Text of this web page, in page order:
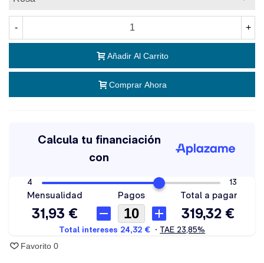
- +
Añadir Al Carrito
Comprar Ahora
Favorito 0